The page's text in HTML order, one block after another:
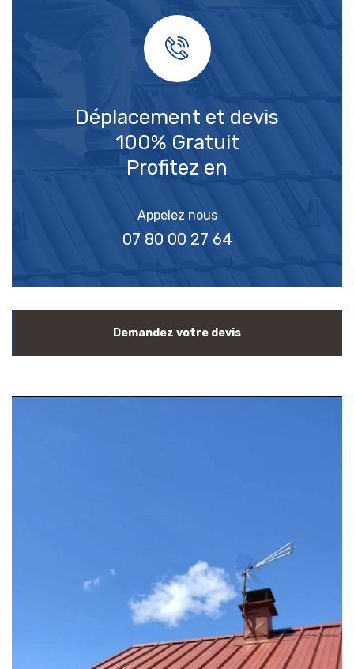
Déplacement et devis
100% Gratuit
Profitez en
Appelez nous
07 80 00 27 64
Demandez votre devis